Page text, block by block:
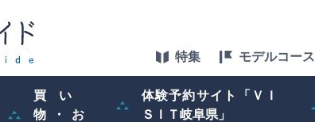
特集 モデルコース
買い
物・お
体験予約サイト「ＶＩ
ＳＩＴ岐阜県」